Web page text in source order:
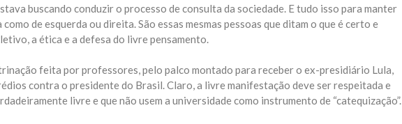
buscando conduzir o processo de consulta da sociedade. E tudo isso para manter
de esquerda ou direita. São essas mesmas pessoas que ditam o que é certo e
a ética e a defesa do livre pensamento.
feita por professores, pelo palco montado para receber o ex-presidiário Lula,
contra o presidente do Brasil. Claro, a livre manifestação deve ser respeitada e
livre e que não usem a universidade como instrumento de “catequização”.